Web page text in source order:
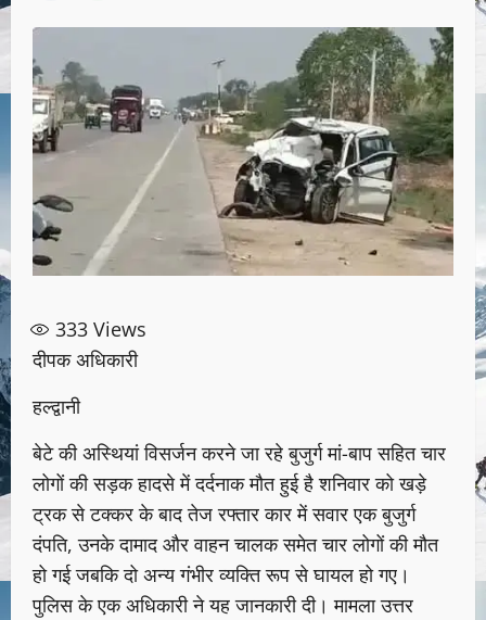
333 Views
दीपक अधिकारी
हल्द्वानी
बेटे की अस्थियां विसर्जन करने जा रहे बुजुर्ग मां-बाप सहित चार
लोगों की सड़क हादसे में दर्दनाक मौत हुई है शनिवार को खड़े
ट्रक से टक्कर के बाद तेज रफ्तार कार में सवार एक बुजुर्ग
दंपति, उनके दामाद और वाहन चालक समेत चार लोगों की मौत
हो गई जबकि दो अन्य गंभीर व्यक्ति रूप से घायल हो गए।
पुलिस के एक अधिकारी ने यह जानकारी दी। मामला उत्तर